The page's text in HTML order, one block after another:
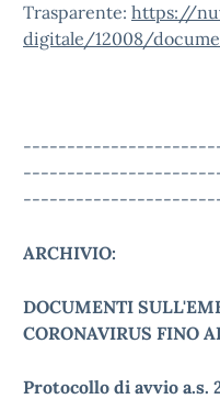
Trasparente: https://
digitale/12008/
ARCHIVIO:
DOCUMENTI
CORONAVIRUS FINO
Protocollo di avvio a.s.